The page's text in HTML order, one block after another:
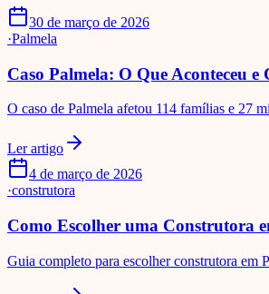
30 de março de 2026
·Palmela
Caso Palmela: O Que Aconteceu e
O caso de Palmela afetou 114 famílias e 27
Ler artigo
4 de março de 2026
·construtora
Como Escolher uma Construtora
Guia completo para escolher construtora em